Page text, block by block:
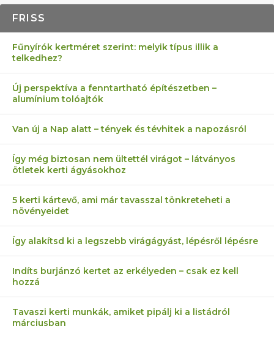
FRISS
Fűnyírók kertméret szerint: melyik típus illik a
telkedhez?
Új perspektíva a fenntartható építészetben –
alumínium tolóajtók
Van új a Nap alatt – tények és tévhitek a napozásról
Így még biztosan nem ültettél virágot – látványos
ötletek kerti ágyásokhoz
5 kerti kártevő, ami már tavasszal tönkreteheti a
növényeidet
Így alakítsd ki a legszebb virágágyást, lépésről lépésre
Indíts burjánzó kertet az erkélyeden – csak ez kell
hozzá
Tavaszi kerti munkák, amiket pipálj ki a listádról
márciusban